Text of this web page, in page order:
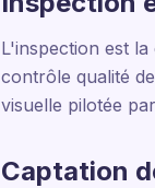
L'inspection est
contrôle qualité
visuelle pilotée
Captation